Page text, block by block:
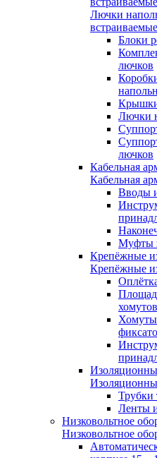
Лючки
встраиваемые
Блоки
лючков
Лючки
лючков
Кабельная
Кабельная
Вводы
Муфты
Крепёжные
Крепёжные
хомутов
Хомуты
Трубки
Ленты
Низковольтное
Низковольтное